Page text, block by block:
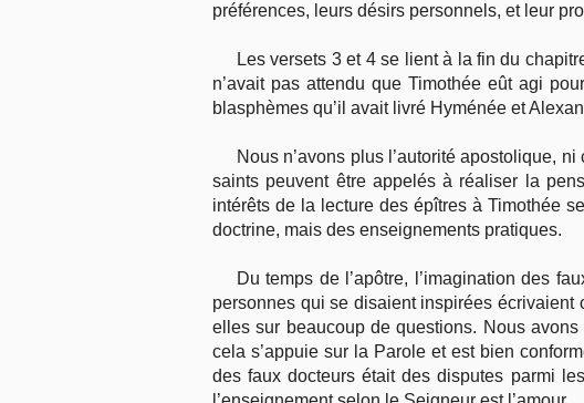
préférences, leurs désirs personnels, et leur
Les versets 3 et 4 se lient à la fin du
n’avait pas attendu que Timothée eût agi
blasphèmes qu’il avait livré Hyménée et
Nous n’avons plus l’autorité apostolique,
saints peuvent être appelés à réaliser la
intérêts de la lecture des épîtres à Timothée
doctrine, mais des enseignements pratiques.
Du temps de l’apôtre, l’imagination des
personnes qui se disaient inspirées écrivaient
elles sur beaucoup de questions. Nous
cela s’appuie sur la Parole et est bien
des faux docteurs était des disputes parmi